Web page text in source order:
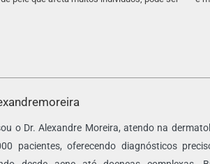
o Dr. Alexandre Moreira, atendo na
pacientes, oferecendo diagnósticos